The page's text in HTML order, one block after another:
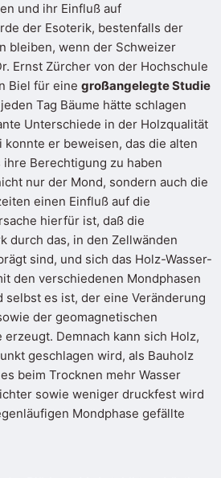
und ihr Einfluß auf
der Esoterik, bestenfalls der
bleiben, wenn der Schweizer
Ernst Zürcher von der Hochschule
Biel für eine großangelegte Studie
Tag Bäume hätte schlagen
Unterschiede in der Holzqualität
konnte er beweisen, das die alten
Berechtigung zu haben
nur der Mond, sondern auch die
einen Einfluß auf die
hierfür ist, daß die
durch das, in den Zellwänden
sind, und sich das Holz-Wasser-
den verschiedenen Mondphasen
selbst es ist, der eine Veränderung
der geomagnetischen
Demnach kann sich Holz,
geschlagen wird, als Bauholz
beim Trocknen mehr Wasser
sowie weniger druckfest wird
Mondphase gefällte